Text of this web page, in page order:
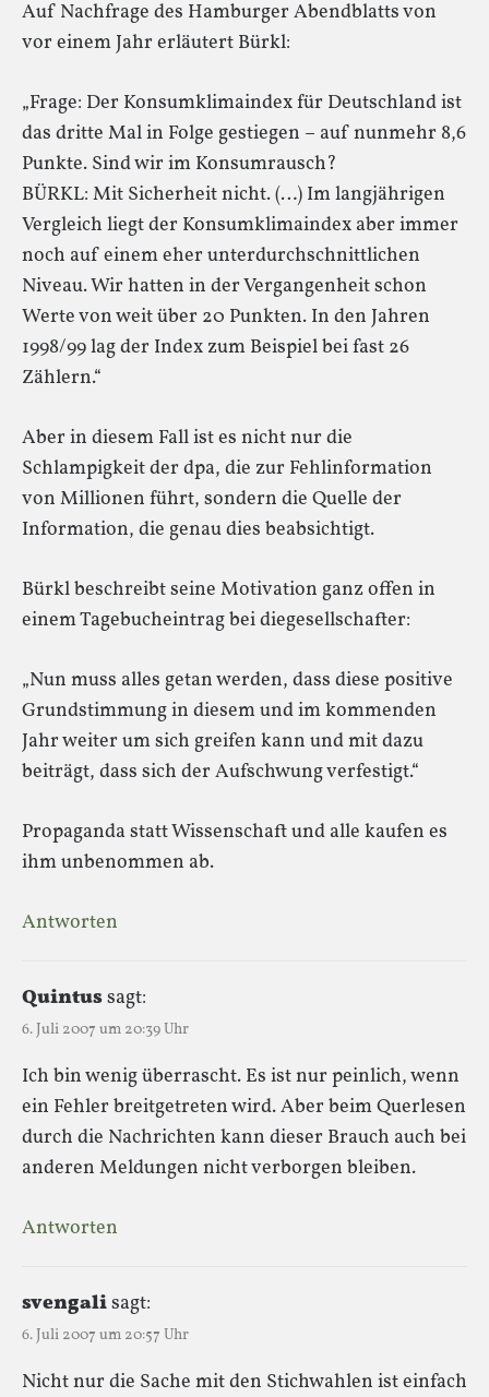
Auf Nachfrage des Hamburger Abendblatts von
vor einem Jahr erläutert Bürkl:
„Frage: Der Konsumklimaindex für Deutschland ist
das dritte Mal in Folge gestiegen – auf nunmehr 8,6
Punkte. Sind wir im Konsumrausch?
BÜRKL: Mit Sicherheit nicht. (…) Im langjährigen
Vergleich liegt der Konsumklimaindex aber immer
noch auf einem eher unterdurchschnittlichen
Niveau. Wir hatten in der Vergangenheit schon
Werte von weit über 20 Punkten. In den Jahren
1998/99 lag der Index zum Beispiel bei fast 26
Zählern.“
Aber in diesem Fall ist es nicht nur die
Schlampigkeit der dpa, die zur Fehlinformation
von Millionen führt, sondern die Quelle der
Information, die genau dies beabsichtigt.
Bürkl beschreibt seine Motivation ganz offen in
einem Tagebucheintrag bei diegesellschafter:
„Nun muss alles getan werden, dass diese positive
Grundstimmung in diesem und im kommenden
Jahr weiter um sich greifen kann und mit dazu
beiträgt, dass sich der Aufschwung verfestigt.“
Propaganda statt Wissenschaft und alle kaufen es
ihm unbenommen ab.
Antworten
Quintussagt:
6. Juli 2007 um 20:39 Uhr
Ich bin wenig überrascht. Es ist nur peinlich, wenn
ein Fehler breitgetreten wird. Aber beim Querlesen
durch die Nachrichten kann dieser Brauch auch bei
anderen Meldungen nicht verborgen bleiben.
Antworten
svengalisagt:
6. Juli 2007 um 20:57 Uhr
Nicht nur die Sache mit den Stichwahlen ist einfach